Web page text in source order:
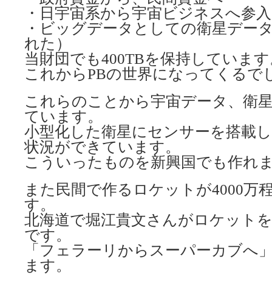
・日宇宙系から宇宙ビジネスへ参入
・ビッグデータとしての衛星デー
れた）
当財団でも400TBを保持していま
これからPBの世界になってくるで
これらのことから宇宙データ、衛
ています。
小型化した衛星にセンサーを搭載
状況ができています。
こういったものを新興国でも作れ
また民間で作るロケットが4000万
す。
北海道で堀江貴文さんがロケット
です。
「フェラーリからスーパーカブへ
ます。